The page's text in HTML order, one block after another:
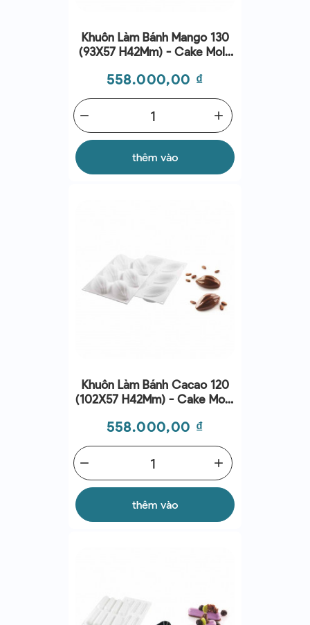
Khuôn Làm Bánh Mango 130
(93X57 H42Mm) - Cake Mold
Giá
558.000,00 ₫
add
remove
thêm vào
Khuôn Làm Bánh Cacao 120
(102X57 H42Mm) - Cake Mold
Giá
558.000,00 ₫
add
remove
thêm vào